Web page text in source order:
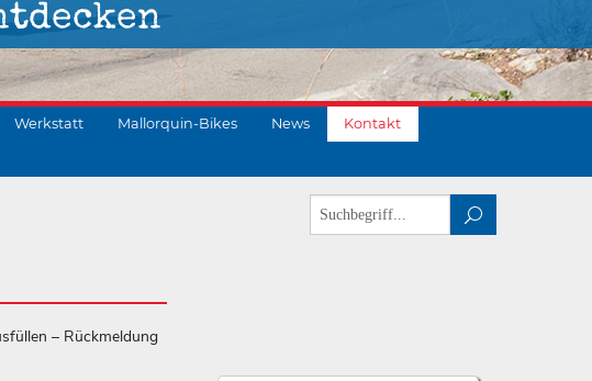
Werkstatt Mallorquin-Bikes News Kontakt
– Rückmeldung